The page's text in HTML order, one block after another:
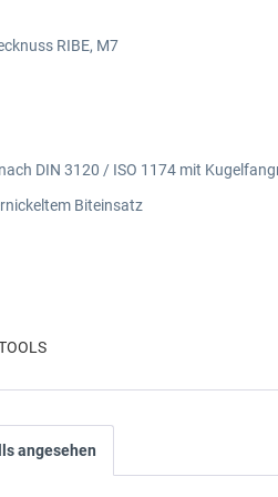
RIBE, M7
DIN 3120 / ISO 1174 mit
Biteinsatz
angesehen